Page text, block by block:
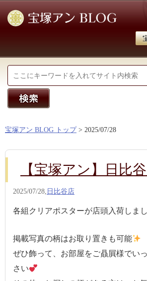
宝塚アン BLOG トップ > 2025/07/28
【宝塚アン】日比
2025/07/28, 日比谷店
各組クリアポスターが店頭入荷しま
掲載写真の柄はお取り置きも可能
ぜひ飾って、お部屋をご贔屓様でい
さい